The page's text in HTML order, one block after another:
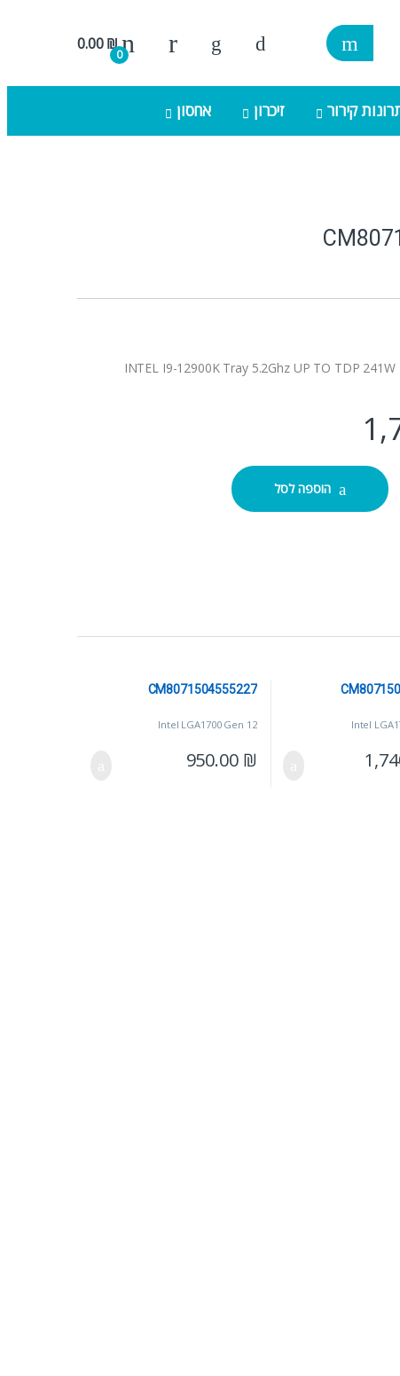
0
0.00₪
קירור זיכרון אחסון
הוספה לסל
Intel
Intel LGA1700 Gen 12
CM8071504555227
950.00 ₪